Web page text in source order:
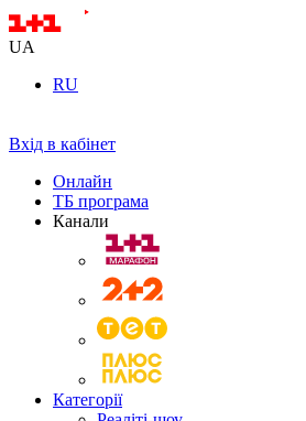
UA
RU
Вхід в кабінет
Онлайн
ТБ програма
Канали
Категорії